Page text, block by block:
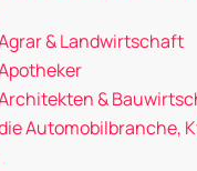
& Landwirtschaft
&
Automobilbranche,